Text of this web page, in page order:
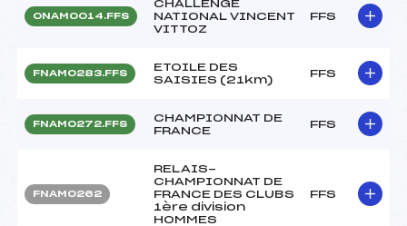
ONAM0014.FFS
CHALLENGE
NATIONAL VINCENT
VITTOZ
FFS
FNAM0283.FFS
ETOILE DES
SAISIES (21km)
FFS
FNAM0272.FFS
CHAMPIONNAT DE
FRANCE
FFS
FNAM0262
RELAIS-
CHAMPIONNAT DE
FRANCE DES CLUBS
1ère division
HOMMES
FFS